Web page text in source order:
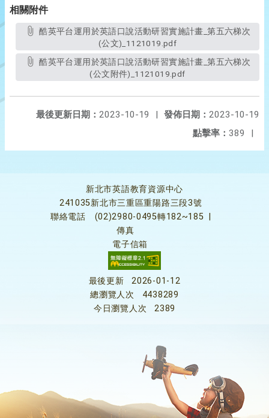
相關附件
酷英平台運用於英語口說活動研習實施計畫_第五六梯次
(公文)_1121019.pdf
酷英平台運用於英語口說活動研習實施計畫_第五六梯次
(公文附件)_1121019.pdf
發佈日期： 2023-10-19
最後更新日期： 2023-10-19
|
點擊率： 389 |
新北市英語教育資源中心
241035新北市三重區重陽路三段3號
聯絡電話
(02)2980-0495轉182~185
傳真
電子信箱
最後更新
2026-01-12
總瀏覽人次
4438289
今日瀏覽人次
2389